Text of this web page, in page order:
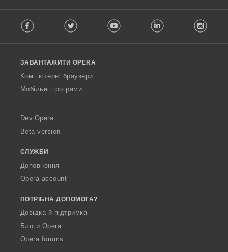
o
w
O
p
a
Facebook Twitter Youtube LinkedIn
ЗАВАНТАЖИТИ OPERA
Комп’ютерні браузери
Мобільні програми
Dev.Opera
Beta version
СЛУЖБИ
Доповнення
Opera account
ПОТРІБНА ДОПОМОГА?
Довідка й підтримка
Блоги Opera
Opera forums